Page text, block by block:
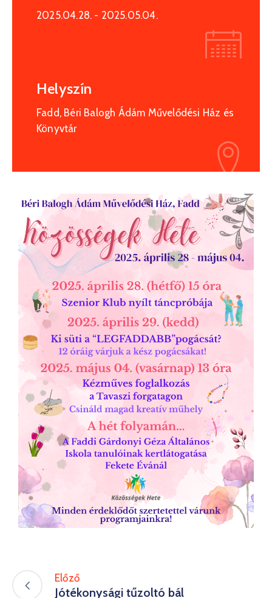
2025.04.28. - 2025.05.04.
Helyszín
Fadd, Béri Balogh Ádám Művelődési Ház és
Könyvtár
Előző
Jótékonysági tűzoltó bál